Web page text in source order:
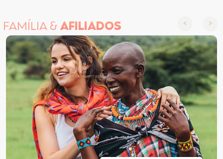
FAMÍLIA &AFILIADOS